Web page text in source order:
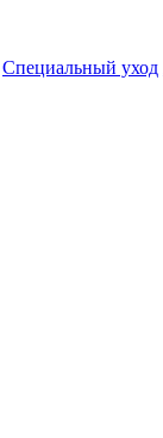
Специальный уход